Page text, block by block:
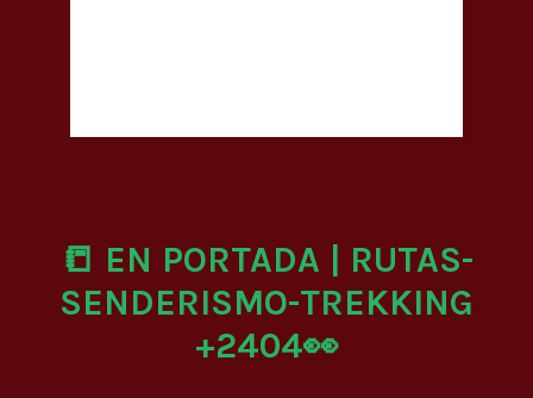
📒 EN PORTADA | RUTAS-
SENDERISMO-TREKKING
+2404👀